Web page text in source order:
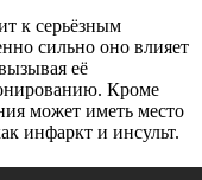
к серьёзным
сильно оно влияет
её
Кроме
может иметь место
инфаркт и инсульт.